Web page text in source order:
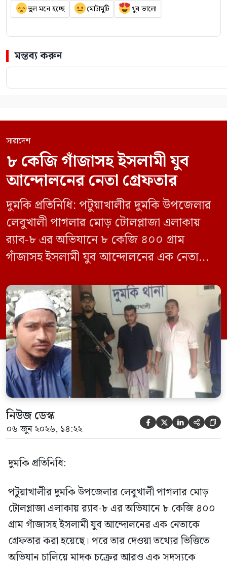
ভুল মনে হচ্ছে মোটামুটি খুব ভালো
মন্তব্য করুন
সারাদেশ
৮ কেজি গাঁজাসহ ইসলামী যুব
আন্দোলনের নেতা গ্রেফতার
দুমকি প্রতিনিধি: পটুয়াখালীর দুমকি উপজেলার
লেবুখালী পাগলার মোড় টোলপ্লাজা এলাকায়
র‍্যাব-৮ এর অভিযানে ৮ কেজি ৪০০ গ্রাম
গাঁজাসহ ইসলামী যুব আন্দোলনের এক নেতাকে
ভিত্তিতে অভিযান চালিয়ে মাদক চক্রের আরও
এক সদস্যকে আটক করা হয়। র‍্যাব ও পুলিশ
সূত্রে জানা গেছে, শুক্রবার গোপন সংবাদের
ভিত্তিতে র‍্যাব-৮, সিপিসি-১ পটুয়াখালী ক্যাম্পের
[…]
নিউজ ডেস্ক
০৬ জুন ২০২৬, ১৪:২২     
দুমকি প্রতিনিধি:
পটুয়াখালীর দুমকি উপজেলার লেবুখালী পাগলার মোড়
টোলপ্লাজা এলাকায় র‍্যাব-৮ এর অভিযানে ৮ কেজি ৪০০
গ্রাম গাঁজাসহ ইসলামী যুব আন্দোলনের এক নেতাকে
গ্রেফতার করা হয়েছে। পরে তার দেওয়া তথ্যের ভিত্তিতে
অভিযান চালিয়ে মাদক চক্রের আরও এক সদস্যকে